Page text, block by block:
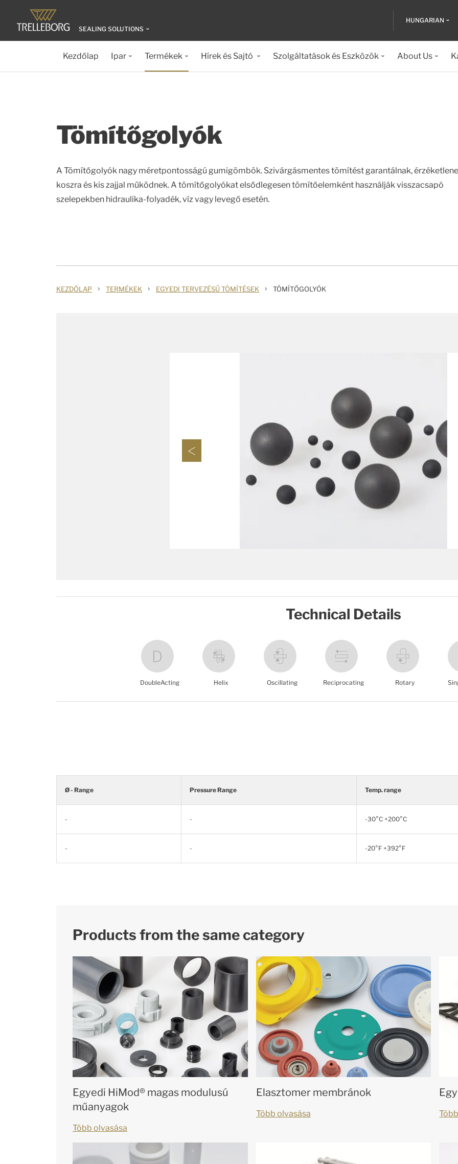
SEALING SOLUTIONS
HUNGARIAN
Kezdőlap Ipar Termékek Hírek és Sajtó Szolgáltatások és Eszközök About Us
Tömítőgolyók
A Tömítőgolyók nagy méretpontosságú gumigömbök. Szivárgásmentes tömítést garantálnak,
koszra és kis zajjal működnek. A tömítőgolyókat elsődlegesen tömítőelemként használják visszacsapó
szelepekben hidraulika-folyadék, víz vagy levegő esetén.
KEZDŐLAP › TERMÉKEK › EGYEDI TERVEZÉSŰ TÖMÍTÉSEK › TÖMÍTŐGOLYÓK
Technical Details
DoubleActing Helix Oscillating Reciprocating Rotary
Ø - Range Pressure Range Temp. range
- - -30°C +200°C
- - -20°F +392°F
Products from the same category
Egyedi HiMod® magas modulusú
műanyagok
Több olvasása
Elasztomer membránok
Több olvasása